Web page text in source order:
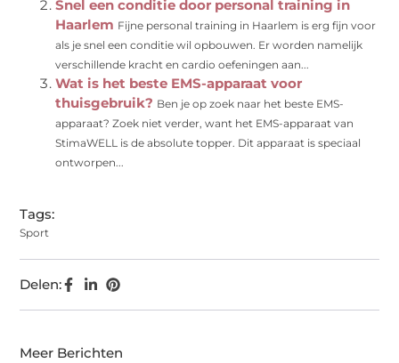
Snel een conditie door personal training in
Haarlem Fijne personal training in Haarlem is erg fijn voor
als je snel een conditie wil opbouwen. Er worden namelijk
verschillende kracht en cardio oefeningen aan...
Wat is het beste EMS-apparaat voor
thuisgebruik? Ben je op zoek naar het beste EMS-
apparaat? Zoek niet verder, want het EMS-apparaat van
StimaWELL is de absolute topper. Dit apparaat is speciaal
ontworpen...
Tags:
Sport
Delen:
Meer Berichten